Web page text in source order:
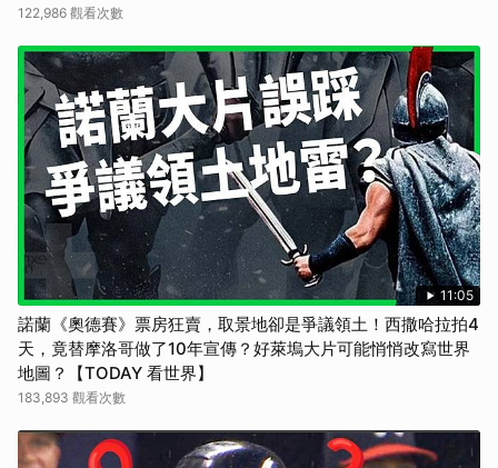
122,986 觀看次數
11:05
諾蘭《奧德賽》票房狂賣，取景地卻是爭議領土！西撒哈拉拍4
天，竟替摩洛哥做了10年宣傳？好萊塢大片可能悄悄改寫世界
地圖？【TODAY 看世界】
183,893 觀看次數